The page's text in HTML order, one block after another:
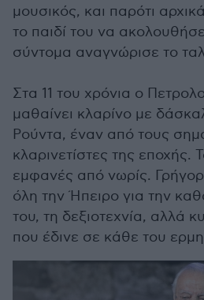
μουσικός, και παρότι
το παιδί του να
σύντομα αναγνώρισε το
Στα 11 του χρόνια ο
μαθαίνει κλαρίνο με
Ρούντα, έναν από τους
κλαρινετίστες της εποχής.
εμφανές από νωρίς.
όλη την Ήπειρο για την
του, τη δεξιοτεχνία, αλλά
που έδινε σε κάθε του